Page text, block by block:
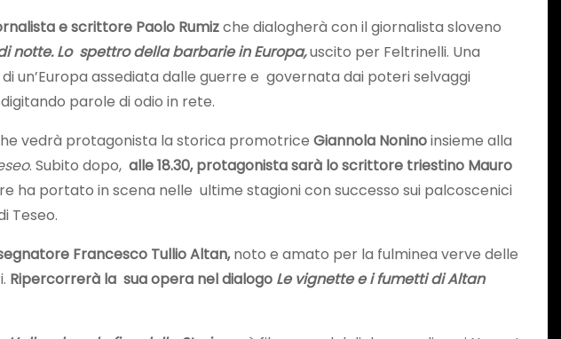
e scrittore Paolo Rumizche dialogherà con il giornalista sloveno
notte. Lo spettro della barbarie in Europa,uscito per Feltrinelli. Una
assediata dalle guerre e governata dai poteri selvaggi
parole di odio in rete.
vedrà protagonista la storica promotrice Giannola Noninoinsieme alla
. Subito dopo, alle 18.30, protagonista sarà lo scrittore triestino Mauro
ha portato in scena nelle ultime stagioni con successo sui palcoscenici
Teseo.
Francesco Tullio Altan,noto e amato per la fulminea verve delle
Ripercorrerà la sua opera nel dialogo Le vignette e i fumetti di Altan